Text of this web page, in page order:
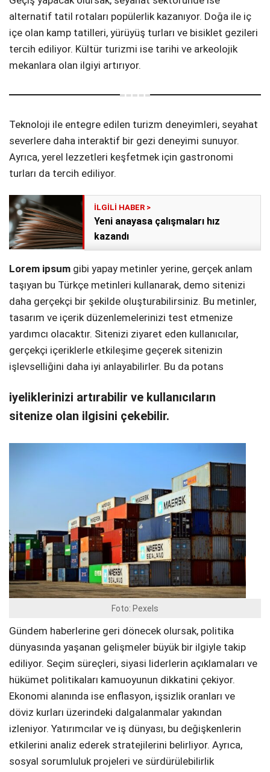
alternatif tatil rotaları popülerlik kazanıyor. Doğa ile iç
içe olan kamp tatilleri, yürüyüş turları ve bisiklet gezileri
tercih ediliyor. Kültür turizmi ise tarihi ve arkeolojik
mekanlara olan ilgiyi artırıyor.
Teknoloji ile entegre edilen turizm deneyimleri, seyahat
severlere daha interaktif bir gezi deneyimi sunuyor.
Ayrıca, yerel lezzetleri keşfetmek için gastronomi
turları da tercih ediliyor.
Yeni anayasa çalışmaları hız
kazandı
Lorem ipsum gibi yapay metinler yerine, gerçek anlam
taşıyan bu Türkçe metinleri kullanarak, demo sitenizi
daha gerçekçi bir şekilde oluşturabilirsiniz. Bu metinler,
tasarım ve içerik düzenlemelerinizi test etmenize
yardımcı olacaktır. Sitenizi ziyaret eden kullanıcılar,
gerçekçi içeriklerle etkileşime geçerek sitenizin
işlevselliğini daha iyi anlayabilirler. Bu da potans
iyeliklerinizi artırabilir ve kullanıcıların
sitenize olan ilgisini çekebilir.
Foto: Pexels
Gündem haberlerine geri dönecek olursak, politika
dünyasında yaşanan gelişmeler büyük bir ilgiyle takip
ediliyor. Seçim süreçleri, siyasi liderlerin açıklamaları ve
hükümet politikaları kamuoyunun dikkatini çekiyor.
Ekonomi alanında ise enflasyon, işsizlik oranları ve
döviz kurları üzerindeki dalgalanmalar yakından
izleniyor. Yatırımcılar ve iş dünyası, bu değişkenlerin
etkilerini analiz ederek stratejilerini belirliyor. Ayrıca,
sosyal sorumluluk projeleri ve sürdürülebilirlik